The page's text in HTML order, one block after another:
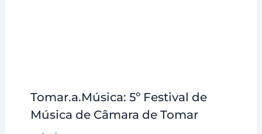
Tomar.a.Música: 5º Festival de
Música de Câmara de Tomar